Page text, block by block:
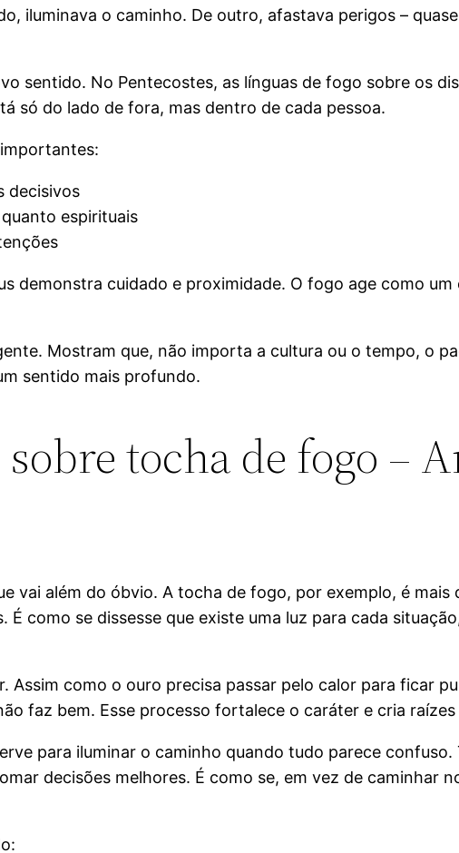
iluminava o caminho. De outro, afastava perigos –
sentido. No Pentecostes, as línguas de fogo sobre os
só do lado de fora, mas dentro de cada pessoa.
decisivos
espirituais
demonstra cuidado e proximidade. O fogo age como
Mostram que, não importa a cultura ou o tempo, o
sentido mais profundo.
tocha de fogo –
vai além do óbvio. A tocha de fogo, por exemplo, é mais
como se dissesse que existe uma luz para cada
Assim como o ouro precisa passar pelo calor para ficar
faz bem. Esse processo fortalece o caráter e cria
para iluminar o caminho quando tudo parece confuso.
decisões melhores. É como se, em vez de caminhar